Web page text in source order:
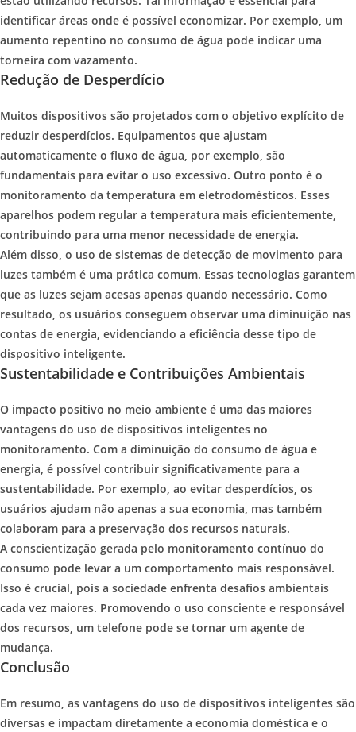
identificar áreas onde é possível economizar. Por exemplo, um
aumento repentino no consumo de água pode indicar uma
torneira com vazamento.
Redução de Desperdício
Muitos dispositivos são projetados com o objetivo explícito de
reduzir desperdícios. Equipamentos que ajustam
automaticamente o fluxo de água, por exemplo, são
fundamentais para evitar o uso excessivo. Outro ponto é o
monitoramento da temperatura em eletrodomésticos. Esses
aparelhos podem regular a temperatura mais eficientemente,
contribuindo para uma menor necessidade de energia.
Além disso, o uso de sistemas de detecção de movimento para
luzes também é uma prática comum. Essas tecnologias garantem
que as luzes sejam acesas apenas quando necessário. Como
resultado, os usuários conseguem observar uma diminuição nas
contas de energia, evidenciando a eficiência desse tipo de
dispositivo inteligente.
Sustentabilidade e Contribuições Ambientais
O impacto positivo no meio ambiente é uma das maiores
vantagens do uso de dispositivos inteligentes no
monitoramento. Com a diminuição do consumo de água e
energia, é possível contribuir significativamente para a
sustentabilidade. Por exemplo, ao evitar desperdícios, os
usuários ajudam não apenas a sua economia, mas também
colaboram para a preservação dos recursos naturais.
A conscientização gerada pelo monitoramento contínuo do
consumo pode levar a um comportamento mais responsável.
Isso é crucial, pois a sociedade enfrenta desafios ambientais
cada vez maiores. Promovendo o uso consciente e responsável
dos recursos, um telefone pode se tornar um agente de
mudança.
Conclusão
Em resumo, as vantagens do uso de dispositivos inteligentes são
diversas e impactam diretamente a economia doméstica e o